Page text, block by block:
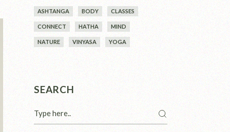
ASHTANGA BODY CLASSES
CONNECT HATHA MIND
NATURE VINYASA YOGA
SEARCH